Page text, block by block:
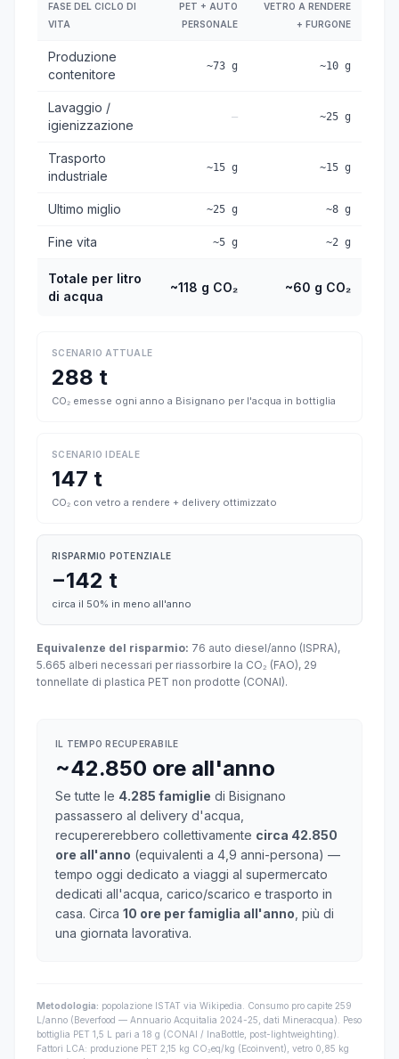
FASE DEL CICLO DI
VITA
PET + AUTO
PERSONALE
VETRO A RENDERE
+ FURGONE
Produzione
contenitore
~73 g ~10 g
Lavaggio /
igienizzazione
— ~25 g
Trasporto
industriale
~15 g ~15 g
Ultimo miglio ~25 g ~8 g
Fine vita ~5 g ~2 g
Totale per litro
di acqua
~118 g CO₂ ~60 g CO₂
SCENARIO ATTUALE
288 t
CO₂ emesse ogni anno a Bisignano per l'acqua in bottiglia
SCENARIO IDEALE
147 t
CO₂ con vetro a rendere + delivery ottimizzato
RISPARMIO POTENZIALE
−142 t
circa il 50% in meno all'anno
Equivalenze del risparmio: 76 auto diesel/anno (ISPRA),
5.665 alberi necessari per riassorbire la CO₂ (FAO), 29
tonnellate di plastica PET non prodotte (CONAI).
IL TEMPO RECUPERABILE
~42.850 ore all'anno
Se tutte le 4.285 famiglie di Bisignano
passassero al delivery d'acqua,
recupererebbero collettivamente circa 42.850
ore all'anno (equivalenti a 4,9 anni-persona) —
tempo oggi dedicato a viaggi al supermercato
dedicati all'acqua, carico/scarico e trasporto in
casa. Circa 10 ore per famiglia all'anno , più di
una giornata lavorativa.
Metodologia: popolazione ISTAT via Wikipedia. Consumo pro capite 259
L/anno (Beverfood — Annuario Acquitalia 2024-25, dati Mineracqua). Peso
bottiglia PET 1,5 L pari a 18 g (CONAI / InaBottle, post-lightweighting).
Fattori LCA: produzione PET 2,15 kg CO₂eq/kg (Ecoinvent), vetro 0,85 kg